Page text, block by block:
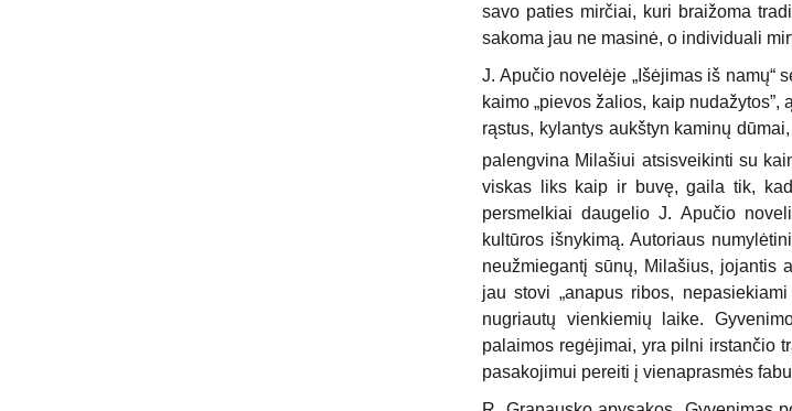
savo paties mirčiai, kuri braižoma
sakoma jau ne masinė, o individuali
J. Apučio novelėje „Išėjimas iš
kaimo „pievos žalios, kaip
rąstus, kylantys aukštyn kaminų
palengvina Milašiui atsisveikinti su
viskas liks kaip ir buvę, gaila tik,
persmelkiai daugelio J. Apučio
kultūros išnykimą. Autoriaus
neužmiegantį sūnų, Milašius, jojantis
jau stovi „anapus ribos,
nugriautų vienkiemių laike.
palaimos regėjimai, yra pilni irstančio
pasakojimui pereiti į vienaprasmės